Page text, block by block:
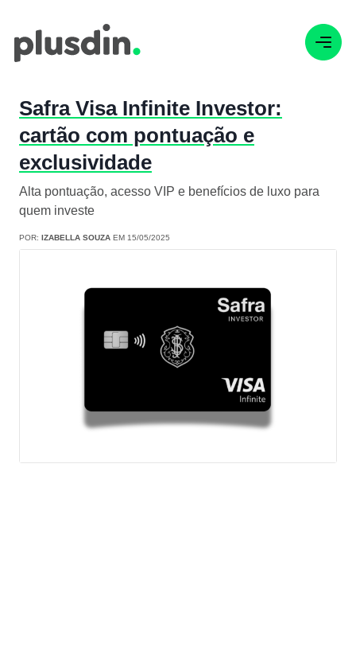
Safra Visa Infinite Investor:
cartão com pontuação e
exclusividade
Alta pontuação, acesso VIP e benefícios de luxo para
quem investe
POR: IZABELLA SOUZA EM 15/05/2025